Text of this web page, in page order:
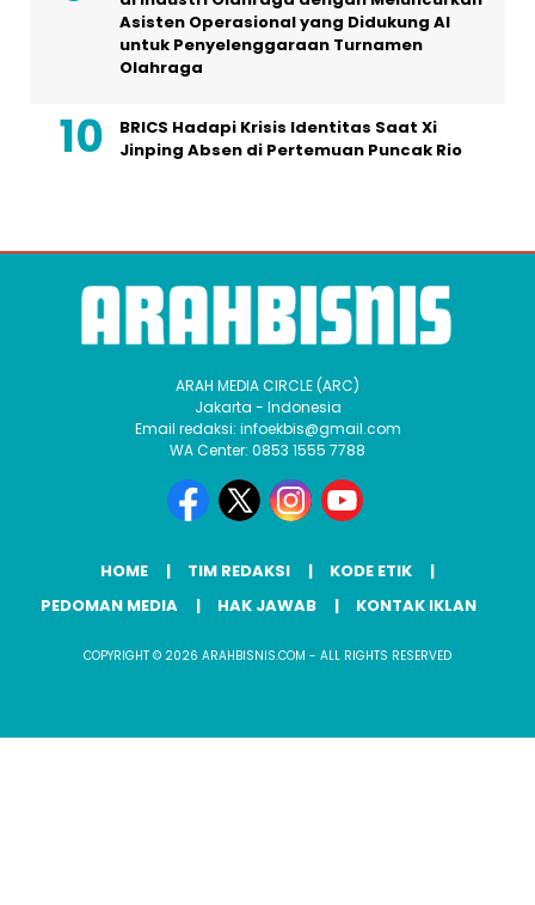
Asisten Operasional yang Didukung AI
untuk Penyelenggaraan Turnamen
Olahraga
BRICS Hadapi Krisis Identitas Saat Xi
Jinping Absen di Pertemuan Puncak Rio
ARAH MEDIA CIRCLE (ARC)
Jakarta - Indonesia
Email redaksi: infoekbis@gmail.com
WA Center: 0853 1555 7788
HOME TIM REDAKSI
KODE ETIK
PEDOMAN MEDIA
HAK JAWAB KONTAK IKLAN
COPYRIGHT © 2026 ARAHBISNIS.COM - ALL RIGHTS RESERVED